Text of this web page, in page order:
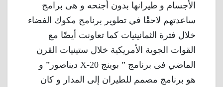
الأجسام و طيرانها بدون أجنحه و هى برامج
ساعدتهم لاحقًا في تطوير برنامج مكوك الفضاء
خلال فترة الثمانينيات كما تعاونت أيضًا مع
القوات الجوية الأمريكية خلال ستينيات القرن
الماضي فى برنامج ” بوينج X-20 ديناصور” و
هو برنامج مصمم للطيران إلى المدار و كان